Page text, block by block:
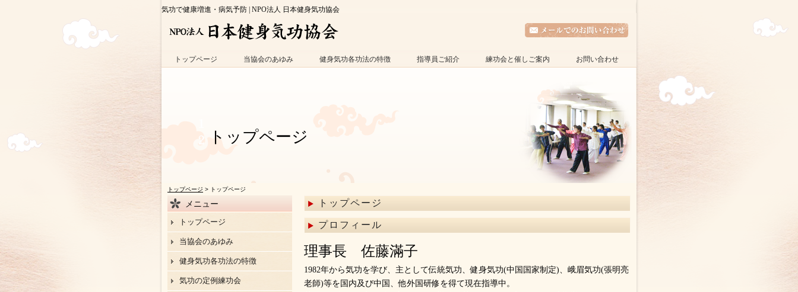
気功で健康増進・病気予防 | NPO法人 日本健身気功協会
トップページ 当協会のあゆみ 健身気功各功法の特徴 指導員ご紹介 練功会と催しご案内 お問い合わせ
トップページ
トップページ > トップページ
トップページ
プロフィール
理事長 佐藤滿子
1982年から気功を学び、主として伝統気功、健身気功(中国国家制定)、峨眉気功(張明亮
老師)等を国内及び中国、他外国研修を得て現在指導中。
メニュー
トップページ
当協会のあゆみ
健身気功各功法の特徴
気功の定例練功会